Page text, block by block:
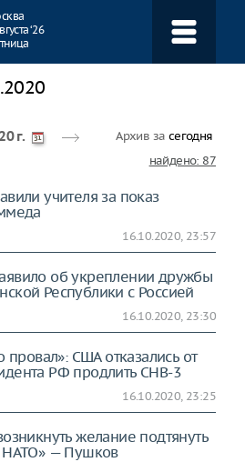
‘26
г. Архив за сегодня
найдено: 87
учителя за показ
16.10.2020, 23:57
об укреплении дружбы
Республики с Россией
16.10.2020, 23:30
провал»: США отказались от
РФ продлить СНВ-3
16.10.2020, 23:25
желание подтянуть
НАТО» — Пушков